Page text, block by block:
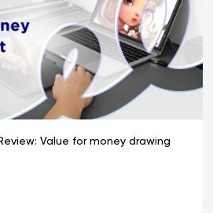
Value for money drawing